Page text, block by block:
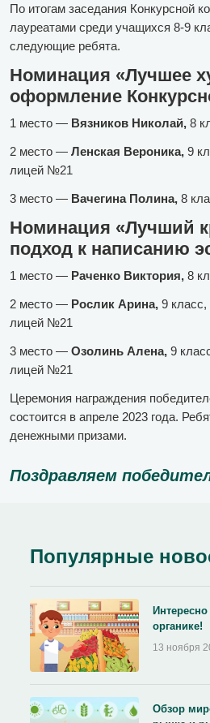
По итогам заседания Конкурсной
лауреатами среди учащихся 8-9
следующие ребята.
Номинация «Лучшее
оформление
1 место — Вязников Николай, 8
2 место — Ленская Вероника, 9
лицей №21
3 место — Вачегина Полина, 8
Номинация «Лучший
подход к написанию
1 место — Раченко Виктория, 8
2 место — Рослик Арина, 9 класс,
лицей №21
3 место — Озолинь Алена, 9
лицей №21
Церемония награждения
состоится в апреле 2023 года.
денежными призами.
Поздравляем
Популярные
органике!
13 ноября
Обзор